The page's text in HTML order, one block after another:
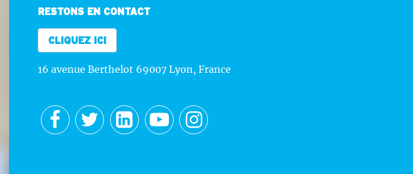
RESTONS EN CONTACT
CLIQUEZ ICI
16 avenue Berthelot 69007 Lyon, France